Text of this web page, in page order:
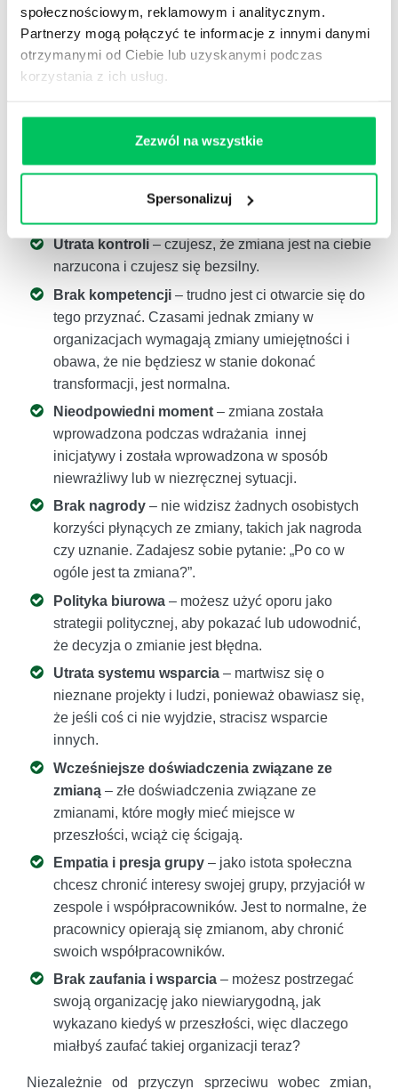
społecznościowym, reklamowym i analitycznym.
Partnerzy mogą połączyć te informacje z innymi danymi
otrzymanymi od Ciebie lub uzyskanymi podczas
korzystania z ich usług.
Zezwól na wszystkie
Spersonalizuj
Strach przed utratą pracy
– możesz się obawiać,
że stracisz pracę, więc nie chcesz żadnych zmian.
Zła strategia komunikacji
niespokojny i będziesz opierać się zmianom.
Szok i strach przed nieznanym– w okresach
zmian poczujesz potrzebę trzymania się
przeszłości, ponieważ był to bezpieczny i
Utrata kontroli – czujesz, że zmiana jest na ciebie
narzucona i czujesz się bezsilny.
Brak kompetencji – trudno jest ci otwarcie się do
tego przyznać. Czasami jednak zmiany w
organizacjach wymagają zmiany umiejętności i
obawa, że nie będziesz w stanie dokonać
transformacji, jest normalna.
Nieodpowiedni moment – zmiana została
wprowadzona podczas wdrażania innej
inicjatywy i została wprowadzona w sposób
niewrażliwy lub w niezręcznej sytuacji.
Brak nagrody – nie widzisz żadnych osobistych
korzyści płynących ze zmiany, takich jak nagroda
czy uznanie. Zadajesz sobie pytanie: „Po co w
ogóle jest ta zmiana?”.
Polityka biurowa – możesz użyć oporu jako
strategii politycznej, aby pokazać lub udowodnić,
że decyzja o zmianie jest błędna.
Utrata systemu wsparcia – martwisz się o
nieznane projekty i ludzi, ponieważ obawiasz się,
że jeśli coś ci nie wyjdzie, stracisz wsparcie
innych.
Wcześniejsze doświadczenia związane ze
zmianą – złe doświadczenia związane ze
zmianami, które mogły mieć miejsce w
przeszłości, wciąż cię ścigają.
Empatia i presja grupy – jako istota społeczna
chcesz chronić interesy swojej grupy, przyjaciół w
zespole i współpracowników. Jest to normalne, że
pracownicy opierają się zmianom, aby chronić
swoich współpracowników.
Brak zaufania i wsparcia – możesz postrzegać
swoją organizację jako niewiarygodną, jak
wykazano kiedyś w przeszłości, więc dlaczego
miałbyś zaufać takiej organizacji teraz?
Niezależnie od przyczyn sprzeciwu wobec zmian,